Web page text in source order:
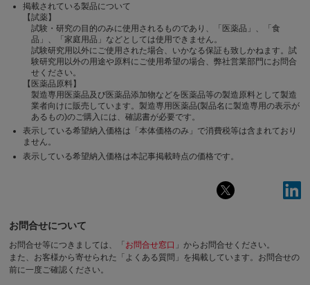
掲載されている製品について
【試薬】
試験・研究の目的のみに使用されるものであり、「医薬品」、「食
品」、「家庭用品」などとしては使用できません。
試験研究用以外にご使用された場合、いかなる保証も致しかねます。試
験研究用以外の用途や原料にご使用希望の場合、弊社営業部門にお問合
せください。
【医薬品原料】
製造専用医薬品及び医薬品添加物などを医薬品等の製造原料として製造
業者向けに販売しています。製造専用医薬品(製品名に製造専用の表示が
あるもの)のご購入には、確認書が必要です。
表示している希望納入価格は「本体価格のみ」で消費税等は含まれており
ません。
表示している希望納入価格は本記事掲載時点の価格です。
お問合せについて
お問合せ等につきましては、「 お問合せ窓口 」からお問合せください。
また、お客様から寄せられた「よくある質問」を掲載しています。お問合せの
前に一度ご確認ください。